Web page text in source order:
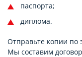
паспорта;
диплома.
Отправьте копии по
Мы составим